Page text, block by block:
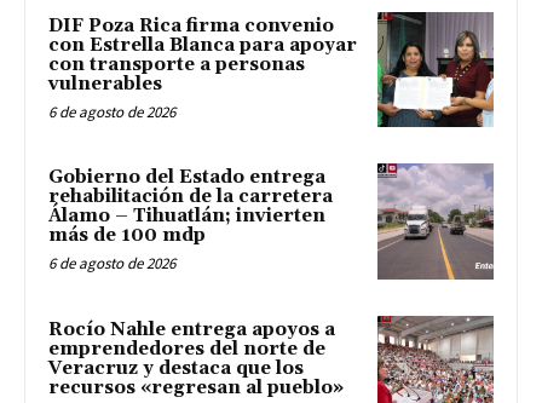
DIF Poza Rica firma convenio
con Estrella Blanca para apoyar
con transporte a personas
vulnerables
6 de agosto de 2026
Gobierno del Estado entrega
rehabilitación de la carretera
Álamo – Tihuatlán; invierten
más de 100 mdp
6 de agosto de 2026
Rocío Nahle entrega apoyos a
emprendedores del norte de
Veracruz y destaca que los
recursos «regresan al pueblo»